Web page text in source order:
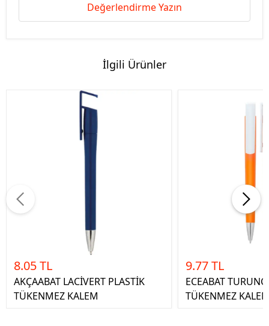
Değerlendirme Yazın
İlgili Ürünler
8.05 TL
AKÇAABAT LACİVERT PLASTİK
TÜKENMEZ KALEM
9.77 TL
ECEABAT
TÜKENMEZ